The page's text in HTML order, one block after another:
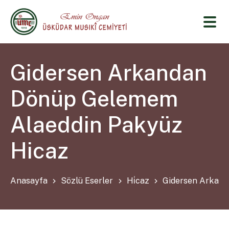
Gidersen Arkandan
Dönüp Gelemem
Alaeddin Pakyüz
Hicaz
Anasayfa Sözlü Eserler Hi̇caz Gidersen